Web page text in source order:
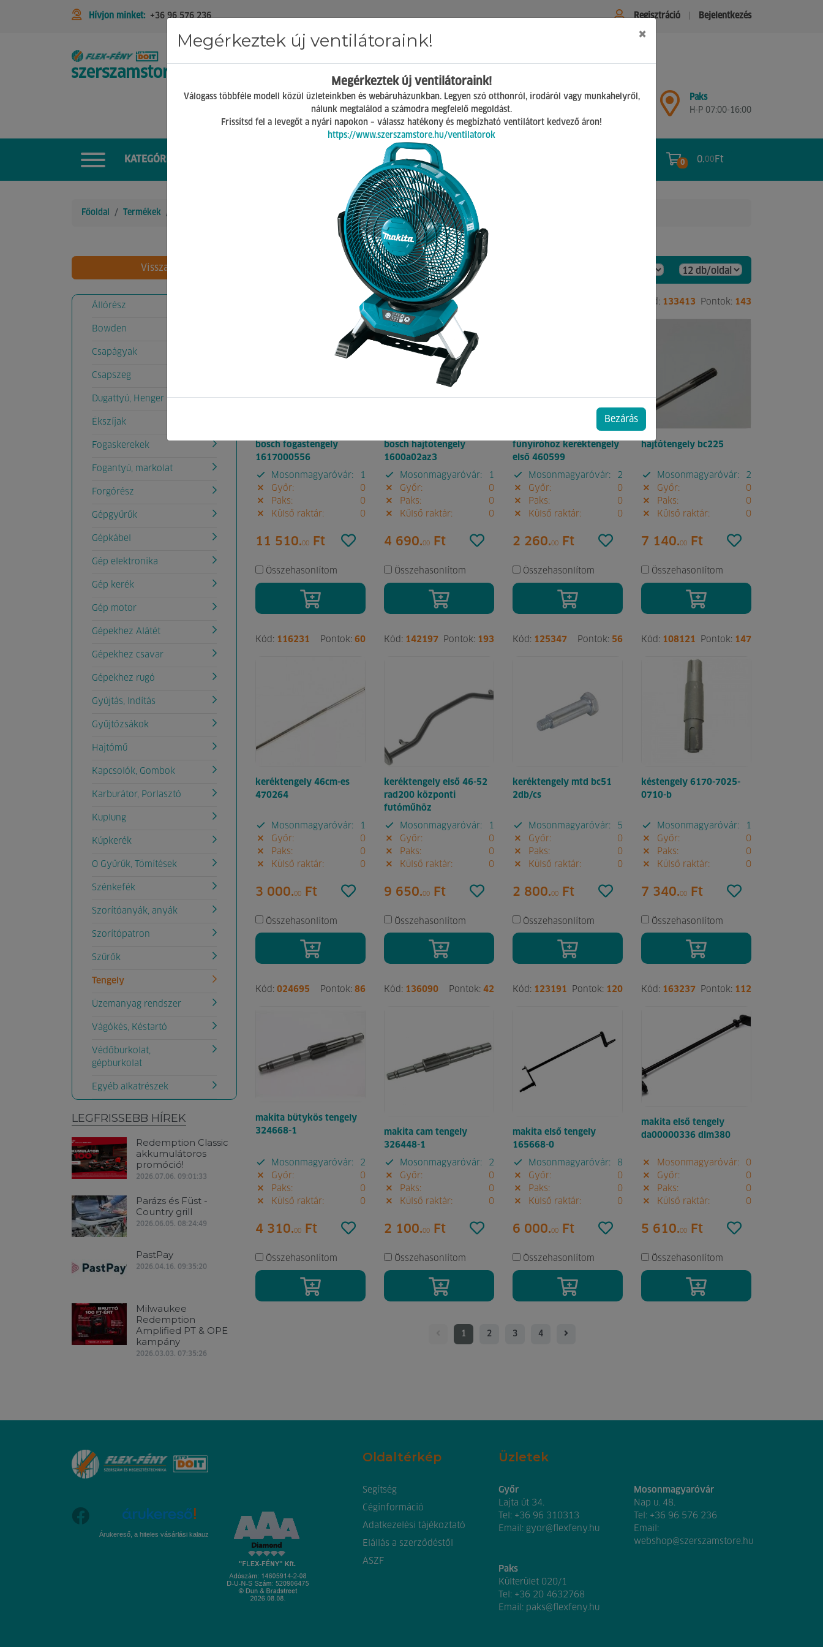
Hívjon minket: +36 96 576 236 Regisztráció Bejelentkezés
STIHL Hírek ÁSZF GY.I.K. Kapcsolat
Mosonmagyaróvár
H-P 07:00-17:00
Sz 08:00-12:00
Győr
Sz 08:00-12:00
Paks
H-P 07:00-16:00
KATEGÓRIÁK 0 0.00 Ft
Főoldal Termékek
Vissza
Állórész
Bowden
Csapágyak
Csapszeg
Dugattyú, Henger
Ékszíjak
Fogaskerekek
Fogantyú, markolat
Forgórész
Gépgyűrűk
Gépkábel
Gép elektronika
Gép kerék
Gép motor
Gépekhez Alátét
Gépekhez csavar
Gépekhez rugó
Gyújtás, Indítás
Gyűjtőzsákok
Hajtómű
Kapcsolók, Gombok
Karburátor, Porlasztó
Kuplung
Kúpkerék
O Gyűrűk, Tömítések
Szénkefék
Szorítóanyák, anyák
Szorítópatron
Szűrők
Tengely
Üzemanyag rendszer
Vágókés, Késtartó
Védőburkolat,
gépburkolat
Egyéb alkatrészek
LEGFRISSEBB HÍREK
Redemption Classic
akkumulátoros
promóció!
2026.07.06. 09:01:33
Parázs és Füst -
Country grill
2026.06.05. 08:24:49
PastPay
2026.04.16. 09:35:20
Milwaukee
Redemption
Amplified PT & OPE
kampány
2026.03.03. 07:35:26
43 db termék a listában csak akciósak
230
bosch fogastengely
1617000556
Mosonmagyaróvár:
1
Győr:
0
Paks:
0
Külső raktár:
0
11 510.00 Ft
Összehasonlítom
Kód:160153 Pontok:
bosch hajtótengely
1600a02az3
Mosonmagyaróvár:
1
Győr:
0
Paks:
0
Külső raktár:
0
4 690.00 Ft
Összehasonlítom
fűnyíróhoz keréktengely
első 460599
Mosonmagyaróvár:
2
Győr:
0
Paks:
0
Külső raktár:
0
2 260.00 Ft
Összehasonlítom
Kód: 133413 Pontok: 143
hajtótengely bc225
Mosonmagyaróvár:
2
Győr:
0
Paks:
0
Külső raktár:
0
7 140.00 Ft
Összehasonlítom
Kód: 116231 Pontok: 60
keréktengely 46cm-es
470264
Mosonmagyaróvár:
1
Győr:
0
Paks:
0
Külső raktár:
0
3 000.00 Ft
Összehasonlítom
Kód: 142197 Pontok: 193
keréktengely első 46-52
rad200 központi
futóműhöz
Mosonmagyaróvár:
1
Győr:
0
Paks:
0
Külső raktár:
0
9 650.00 Ft
Összehasonlítom
Kód: 125347 Pontok: 56
keréktengely mtd bc51
2db/cs
Mosonmagyaróvár:
5
Győr:
0
Paks:
0
Külső raktár:
0
2 800.00 Ft
Összehasonlítom
Kód: 108121 Pontok: 147
késtengely 6170-7025-
0710-b
Mosonmagyaróvár:
1
Győr:
0
Paks:
0
Külső raktár:
0
7 340.00 Ft
Összehasonlítom
Kód: 024695 Pontok: 86
makita bütykös tengely
324668-1
Mosonmagyaróvár:
2
Győr:
0
Paks:
0
Külső raktár:
0
4 310.00 Ft
Összehasonlítom
Kód: 136090 Pontok: 42
makita cam tengely
326448-1
Mosonmagyaróvár:
2
Győr:
0
Paks:
0
Külső raktár:
0
2 100.00 Ft
Összehasonlítom
Kód: 123191 Pontok: 120
makita első tengely
165668-0
Mosonmagyaróvár:
8
Győr:
0
Paks:
0
Külső raktár:
0
6 000.00 Ft
Összehasonlítom
Kód: 163237 Pontok: 112
makita első tengely
da00000336 dlm380
Mosonmagyaróvár:
0
Győr:
0
Paks:
0
Külső raktár:
0
5 610.00 Ft
Összehasonlítom
1 2 3 4
Árukereső, a hiteles vásárlási kalauz
Oldaltérkép
Segítség
Céginformáció
Adatkezelési tájékoztató
Elállás a szerződéstől
ÁSZF
Üzletek
Győr
Lajta út 34.
Tel: +36 96 310313
Email: gyor@flexfeny.hu
Mosonmagyaróvár
Nap u. 48.
Tel: +36 96 576 236
Email:
webshop@szerszamstore.hu
Paks
Külterület 020/1
Tel: +36 20 4632768
Email: paks@flexfeny.hu
Megérkeztek új ventilátoraink! ×
Megérkeztek új ventilátoraink!
Válogass többféle modell közül üzleteinkben és webáruházunkban. Legyen szó otthonról, irodáról vagy munkahelyről,
nálunk megtalálod a számodra megfelelő megoldást.
Frissítsd fel a levegőt a nyári napokon – válassz hatékony és megbízható ventilátort kedvező áron!
https://www.szerszamstore.hu/ventilatorok
Bezárás